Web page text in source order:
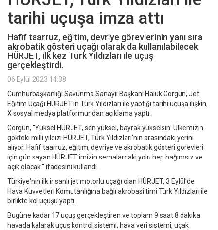
tarihi uçuşa imza attı
Hafif taarruz, eğitim, devriye görevlerinin yanı sıra
akrobatik gösteri uçağı olarak da kullanılabilecek
HÜRJET, ilk kez Türk Yıldızları ile uçuş
gerçekleştirdi.
06 Eylül 2023 14:38
Cumhurbaşkanlığı Savunma Sanayii Başkanı Haluk Görgün, Jet
Eğitim Uçağı HÜRJET'in Türk Yıldızları ile yaptığı tarihi uçuşa ilişkin,
X sosyal medya platformundan açıklama yaptı.
Görgün, "Yüksel HÜRJET, sen yüksel, bayrak yükselsin. Ülkemizin
gökteki milli yıldızı HÜRJET, Türk Yıldızları'nın arasındaki yerini
alıyor. Hafif taarruz, eğitim, devriye ve akrobatik gösteri görevleri
için gün sayan HÜRJET'imizin semalardaki yolu hep bağımsız ve
açık olacak." ifadesini kullandı.
Türkiye'nin ilk insanlı jet motorlu uçağı olan HÜRJET, 3 Eylül'de
Hava Kuvvetleri Komutanlığına bağlı akrobasi timi Türk Yıldızları ile
birlikte kol uçuşu yaptı.
Bugüne kadar 17 uçuş gerçekleştiren ve toplam 9 saat 8 dakika
havada kalarak uçuş kontrol sistemi, hava veri sistemi, uçak